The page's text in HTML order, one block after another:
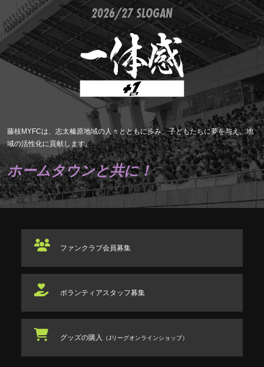
2026/27 SLOGAN
藤枝MYFCは、志太榛原地域の人々とともに歩み、子どもたちに夢を与え、地
域の活性化に貢献します。
ホームタウンと共に！
ファンクラブ会員募集
ボランティアスタッフ募集
グッズの購入 （Jリーグオンラインショップ）